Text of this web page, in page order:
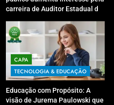
carreira de Auditor Estadual de
Youtube irá sanar dúvidas
CAPA
TECNOLOGIA & EDUCAÇÃO
Educação com Propósito: A
visão de Jurema Paulowski que